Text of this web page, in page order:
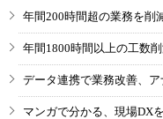
年間200時間超の業務を削
年間1800時間以上の工数
データ連携で業務改善、
マンガで分かる、現場DX